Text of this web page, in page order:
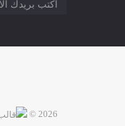
2026 ©